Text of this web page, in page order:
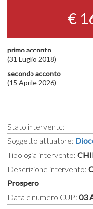
€
primo acconto
(31 Luglio 2018)
secondo acconto
(15 Aprile 2026)
Stato intervento:
Soggetto attuatore:
Tipologia intervento:
Descrizione intervento:
Prospero
Data e numero CUP: 03